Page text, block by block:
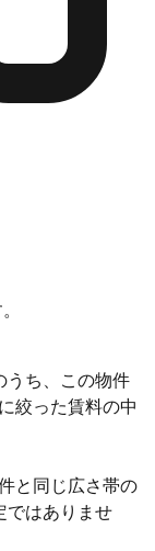
うち、この物件
絞った賃料の中
と同じ広さ帯の
ではありませ